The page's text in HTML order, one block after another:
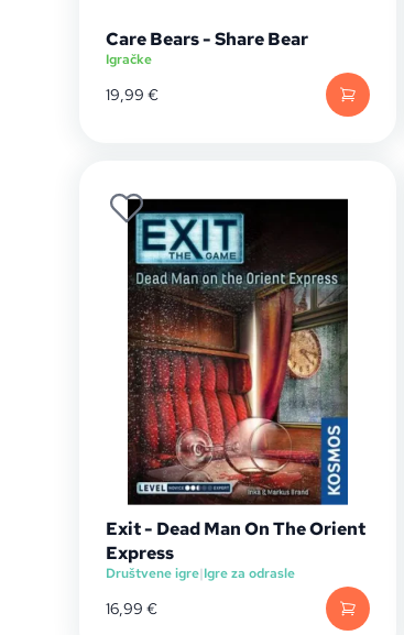
Care Bears - Share Bear
Igračke
19,99 €
Exit - Dead Man On The Orient
Express
Društvene igre|Igre za odrasle
16,99 €